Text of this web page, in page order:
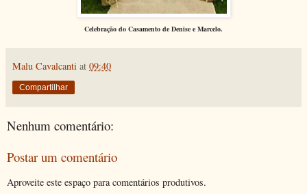
Celebração do Casamento de Denise e Marcelo.
Malu Cavalcanti at 09:40
Compartilhar
Nenhum comentário:
Postar um comentário
Aproveite este espaço para comentários produtivos.